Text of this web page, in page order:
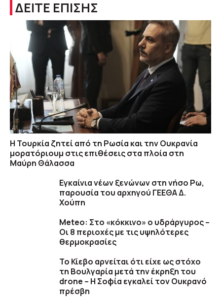
ΔΕΙΤΕ ΕΠΙΣΗΣ
Η Τουρκία ζητεί από τη Ρωσία και την Ουκρανία
μορατόριουμ στις επιθέσεις στα πλοία στη
Μαύρη Θάλασσα
Εγκαίνια νέων ξενώνων στη νήσο Ρω,
παρουσία του αρχηγού ΓΕΕΘΑ Δ.
Χούπη
Meteo: Στο «κόκκινο» ο υδράργυρος –
Οι 8 περιοχές με τις υψηλότερες
θερμοκρασίες
Το Κίεβο αρνείται ότι είχε ως στόχο
τη Βουλγαρία μετά την έκρηξη του
drone – Η Σοφία εγκαλεί τον Ουκρανό
πρέσβη